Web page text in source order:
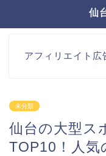
仙
アフィリエイト広
未分類
仙台の大型ス
TOP10！人気